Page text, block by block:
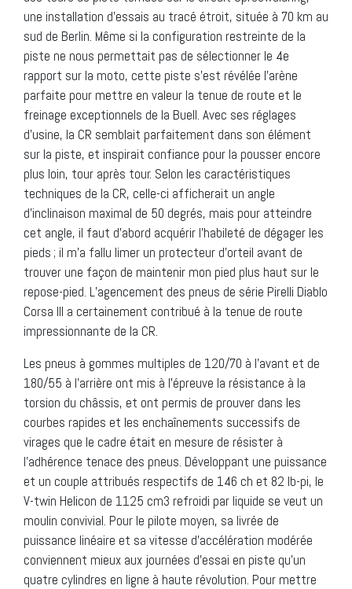
une installation d’essais au tracé étroit, située à 70 km au
sud de Berlin. Même si la configuration restreinte de la
piste ne nous permettait pas de sélectionner le 4e
rapport sur la moto, cette piste s’est révélée l’arène
parfaite pour mettre en valeur la tenue de route et le
freinage exceptionnels de la Buell. Avec ses réglages
d’usine, la CR semblait parfaitement dans son élément
sur la piste, et inspirait confiance pour la pousser encore
plus loin, tour après tour. Selon les caractéristiques
techniques de la CR, celle-ci afficherait un angle
d’inclinaison maximal de 50 degrés, mais pour atteindre
cet angle, il faut d’abord acquérir l’habileté de dégager les
pieds ; il m’a fallu limer un protecteur d’orteil avant de
trouver une façon de maintenir mon pied plus haut sur le
repose-pied. L’agencement des pneus de série Pirelli Diablo
Corsa III a certainement contribué à la tenue de route
impressionnante de la CR.
Les pneus à gommes multiples de 120/70 à l’avant et de
180/55 à l’arrière ont mis à l’épreuve la résistance à la
torsion du châssis, et ont permis de prouver dans les
courbes rapides et les enchaînements successifs de
virages que le cadre était en mesure de résister à
l’adhérence tenace des pneus. Développant une puissance
et un couple attribués respectifs de 146 ch et 82 lb-pi, le
V-twin Helicon de 1125 cm3 refroidi par liquide se veut un
moulin convivial. Pour le pilote moyen, sa livrée de
puissance linéaire et sa vitesse d’accélération modérée
conviennent mieux aux journées d’essai en piste qu’un
quatre cylindres en ligne à haute révolution. Pour mettre